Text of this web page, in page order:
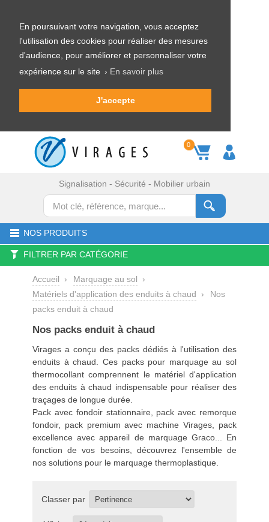
En poursuivant votre navigation, vous acceptez
l'utilisation des cookies pour réaliser des mesures
d'audience, pour améliorer et personnaliser votre
expérience sur le site › En savoir plus
J'accepte
0
Signalisation - Sécurité - Mobilier urbain
NOS PRODUITS
FILTRER PAR CATÉGORIE
Accueil › Marquage au sol
›
Matériels d'application des enduits à chaud
›
Nos
packs enduit à chaud
Nos packs enduit à chaud
Virages a conçu des packs dédiés à l'utilisation des
enduits à chaud. Ces packs pour marquage au sol
thermocollant comprennent le matériel d'application
des enduits à chaud indispensable pour réaliser des
traçages de longue durée.
Pack avec fondoir stationnaire, pack avec remorque
fondoir, pack premium avec machine Virages, pack
excellence avec appareil de marquage Graco... En
fonction de vos besoins, découvrez l'ensemble de
nos solutions pour le marquage thermoplastique.
Classer par